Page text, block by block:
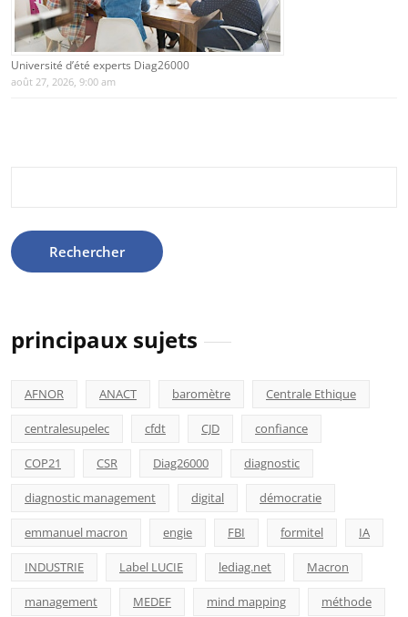
Université d’été experts Diag26000
août 27, 2026, 9:00 am
principaux sujets
AFNOR ANACT baromètre Centrale Ethique
centralesupelec cfdt CJD confiance
COP21 CSR Diag26000 diagnostic
diagnostic management digital démocratie
emmanuel macron engie FBI formitel IA
INDUSTRIE Label LUCIE lediag.net Macron
management MEDEF mind mapping méthode